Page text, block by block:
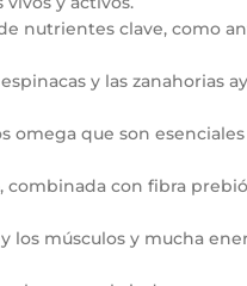
nutrientes clave, como
y las zanahorias
que son
combinada con fibra
músculos y mucha